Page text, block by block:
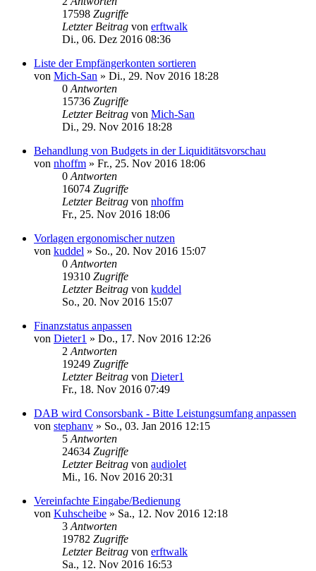
17598 Zugriffe
Letzter Beitrag von erftwalk
Di., 06. Dez 2016 08:36
Liste der Empfängerkonten sortieren
von Mich-San » Di., 29. Nov 2016 18:28
0 Antworten
15736 Zugriffe
Letzter Beitrag von Mich-San
Di., 29. Nov 2016 18:28
Behandlung von Budgets in der Liquiditätsvorschau
von nhoffm » Fr., 25. Nov 2016 18:06
0 Antworten
16074 Zugriffe
Letzter Beitrag von nhoffm
Fr., 25. Nov 2016 18:06
Vorlagen ergonomischer nutzen
von kuddel » So., 20. Nov 2016 15:07
0 Antworten
19310 Zugriffe
Letzter Beitrag von kuddel
So., 20. Nov 2016 15:07
Finanzstatus anpassen
von Dieter1 » Do., 17. Nov 2016 12:26
2 Antworten
19249 Zugriffe
Letzter Beitrag von Dieter1
Fr., 18. Nov 2016 07:49
DAB wird Consorsbank - Bitte Leistungsumfang anpassen
von stephanv » So., 03. Jan 2016 12:15
5 Antworten
24634 Zugriffe
Letzter Beitrag von audiolet
Mi., 16. Nov 2016 20:31
Vereinfachte Eingabe/Bedienung
von Kuhscheibe » Sa., 12. Nov 2016 12:18
3 Antworten
19782 Zugriffe
Letzter Beitrag von erftwalk
Sa., 12. Nov 2016 16:53